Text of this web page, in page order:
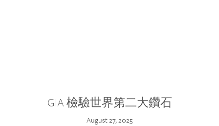
GIA 檢驗世界第二大鑽石
August 27, 2025